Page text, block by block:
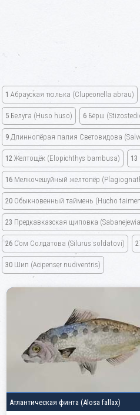
1 Абрауская тюлька (Clupeonella abrau)
5 Белуга (Huso huso) 6 Бёрш
9 Длиннопёрая палия Световидова
12 Желтощёк (Elopichthys bambusa) 13
16 Мелкочешуйный желтопёр
20 Обыкновенный таймень (Hucho
23 Предкавказская щиповка
26 Сом Солдатова (Silurus soldatovi)
30 Шип (Acipenser nudiventris)
Атлантическая финта (Alosa fallax)